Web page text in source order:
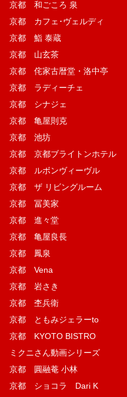
京都 和ごころ 泉
京都 カフェ･ヴェルディ
京都 鮨 泰蔵
京都 山玄茶
京都 侘家古暦堂・洛中亭
京都 ラディーチェ
京都 シナジェ
京都 亀屋則克
京都 池坊
京都 京都ブライトンホテル
京都 ルボンヴィーヴル
京都 ザ リビングルーム
京都 冨美家
京都 進々堂
京都 亀屋良長
京都 鳳泉
京都 Vena
京都 岩さき
京都 杢兵衛
京都 ともみジェラーto
京都 KYOTO BISTRO
ミクニさん動画シリーズ
京都 圓融菴 小林
京都 ショコラ Dari K